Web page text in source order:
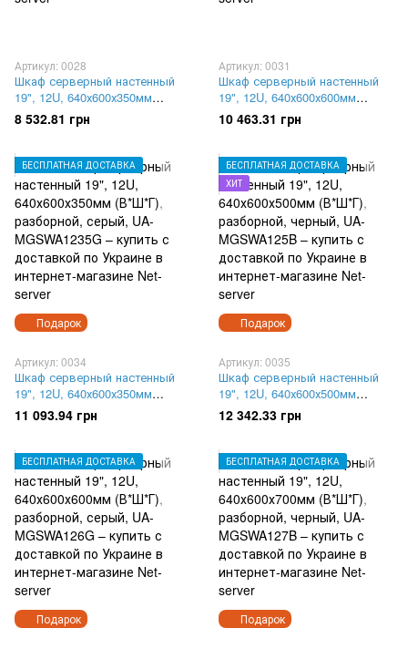
Артикул: 0028
Шкаф серверный настенный
19", 12U, 640х600х350мм
(В*Ш*Г), разборной, черный,
UA-MGSWL1235B
8 532.81 грн
Артикул: 0031
Шкаф серверный настенный
19", 12U, 640х600х600мм
(В*Ш*Г), разборной, серый,
UA-MGSWL126G
10 463.31 грн
Подарок
БЕСПЛАТНАЯ ДОСТАВКА
Артикул: 0034
Шкаф серверный настенный
19", 12U, 640х600х350мм
(В*Ш*Г), разборной, серый,
UA-MGSWA1235G
11 093.94 грн
Подарок
БЕСПЛАТНАЯ ДОСТАВКА
ХИТ
Артикул: 0035
Шкаф серверный настенный
19", 12U, 640х600х500мм
(В*Ш*Г), разборной, черный,
UA-MGSWA125B
12 342.33 грн
Подарок
БЕСПЛАТНАЯ ДОСТАВКА
Подарок
БЕСПЛАТНАЯ ДОСТАВКА